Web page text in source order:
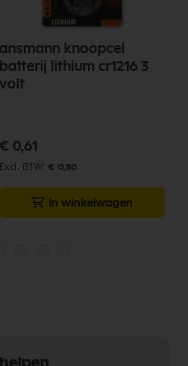
ansmann knoopcel
batterij lithium cr1216 3
volt
€ 0,61
€ 0,50
In winkelwagen